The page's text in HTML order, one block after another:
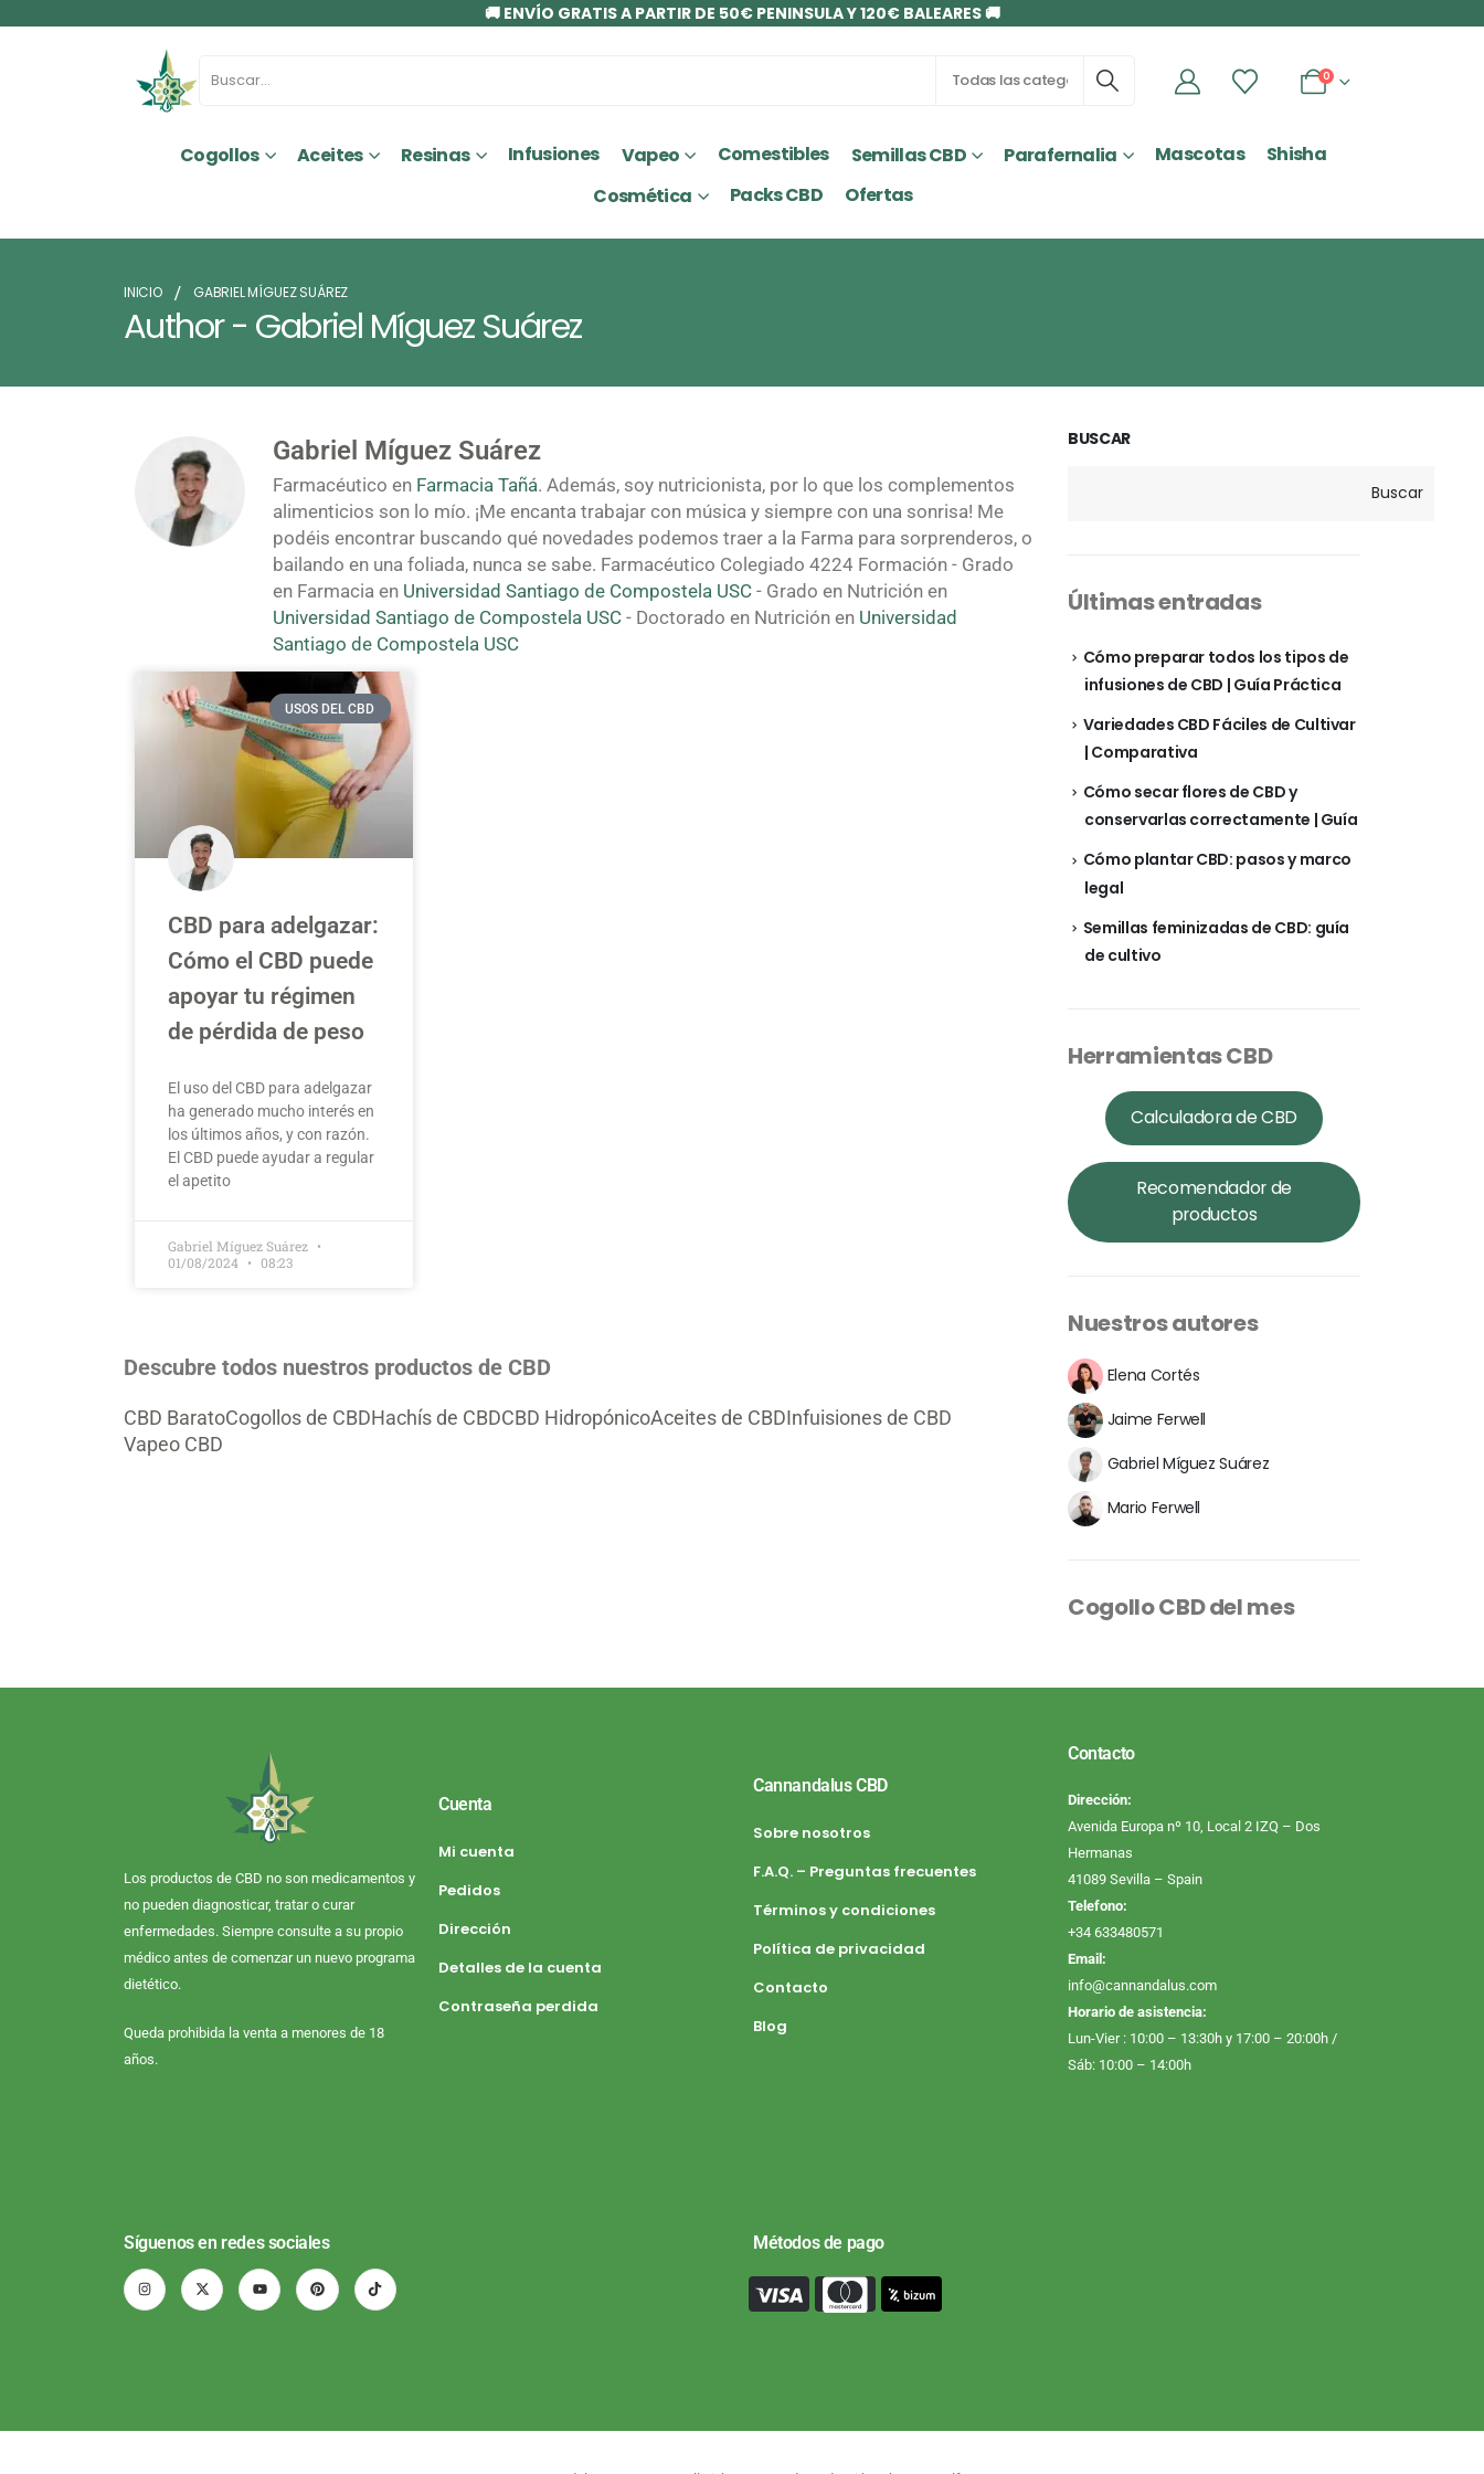
🚚 ENVÍO GRATIS A PARTIR DE 50€ PENINSULA Y 120€ BALEARES 🚚
0
Cogollos Aceites Resinas Infusiones Vapeo Comestibles Semillas CBD Parafernalia Mascotas
Shisha
Cosmética
Packs CBD Ofertas
INICIO GABRIEL MÍGUEZ SUÁREZ
Author - Gabriel Míguez Suárez
Gabriel Míguez Suárez
Farmacéutico en Farmacia Tañá. Además, soy nutricionista, por lo que los complementos
alimenticios son lo mío. ¡Me encanta trabajar con música y siempre con una sonrisa! Me
podéis encontrar buscando qué novedades podemos traer a la Farma para sorprenderos, o
bailando en una foliada, nunca se sabe. Farmacéutico Colegiado 4224 Formación - Grado
en Farmacia en Universidad Santiago de Compostela USC - Grado en Nutrición en
Universidad Santiago de Compostela USC - Doctorado en Nutrición en Universidad
Santiago de Compostela USC
USOS DEL CBD
CBD para adelgazar:
Cómo el CBD puede
apoyar tu régimen
de pérdida de peso
El uso del CBD para adelgazar
ha generado mucho interés en
los últimos años, y con razón.
El CBD puede ayudar a regular
el apetito
Gabriel Míguez Suárez
01/08/2024
08:23
Descubre todos nuestros productos de CBD
CBD BaratoCogollos de CBDHachís de CBDCBD HidropónicoAceites de CBDInfuisiones de CBD
Vapeo CBD
BUSCAR
Buscar
Últimas entradas
Cómo preparar todos los tipos de
infusiones de CBD | Guía Práctica
Variedades CBD Fáciles de Cultivar
| Comparativa
Cómo secar flores de CBD y
conservarlas correctamente | Guía
Cómo plantar CBD: pasos y marco
legal
Semillas feminizadas de CBD: guía
de cultivo
Herramientas CBD
Calculadora de CBD
Recomendador de
productos
Nuestros autores
Elena Cortés
Jaime Ferwell
Gabriel Míguez Suárez
Mario Ferwell
Cogollo CBD del mes
Los productos de CBD no son medicamentos y
no pueden diagnosticar, tratar o curar
enfermedades. Siempre consulte a su propio
médico antes de comenzar un nuevo programa
dietético.
Queda prohibida la venta a menores de 18
años.
Cuenta
Mi cuenta
Pedidos
Dirección
Detalles de la cuenta
Contraseña perdida
Cannandalus CBD
Sobre nosotros
F.A.Q. – Preguntas frecuentes
Términos y condiciones
Política de privacidad
Contacto
Blog
Contacto
Dirección:
Avenida Europa nº 10, Local 2 IZQ – Dos
Hermanas
41089 Sevilla – Spain
Telefono:
+34 633480571
Email:
info@cannandalus.com
Horario de asistencia:
Lun-Vier : 10:00 – 13:30h y 17:00 – 20:00h /
Sáb: 10:00 – 14:00h
Síguenos en redes sociales Métodos de pago